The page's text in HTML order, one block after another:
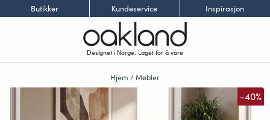
Butikker Kundeservice Inspirasjon
Designet i Norge. Laget for å vare
Hjem /Møbler
-40%